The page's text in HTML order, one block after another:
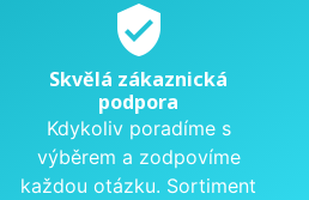
verified_user
Skvělá zákaznická
podpora
Kdykoliv poradíme s
výběrem a zodpovíme
každou otázku. Sortiment